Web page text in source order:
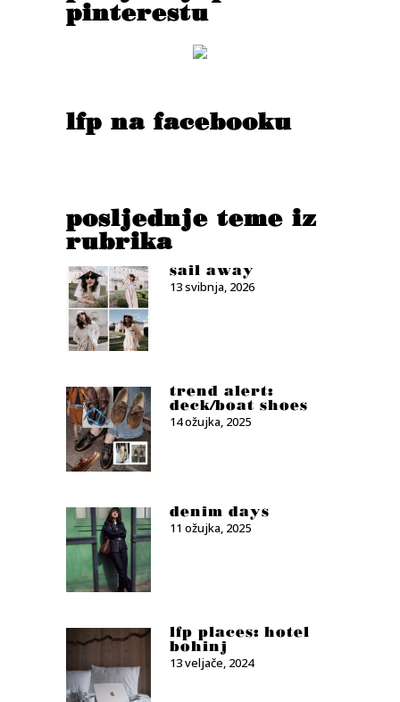
pinterestu
lfp na facebooku
posljednje teme iz
rubrika
sail away
13 svibnja, 2026
trend alert:
deck/boat shoes
14 ožujka, 2025
denim days
11 ožujka, 2025
lfp places: hotel
bohinj
13 veljače, 2024